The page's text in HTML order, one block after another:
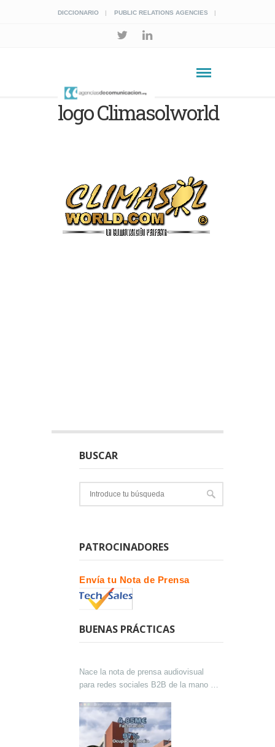
DICCIONARIO PUBLIC RELATIONS AGENCIES
logo Climasolworld
BUSCAR
PATROCINADORES
Envía tu Nota de Prensa
BUENAS PRÁCTICAS
Nace la nota de prensa audiovisual
para redes sociales B2B de la mano de